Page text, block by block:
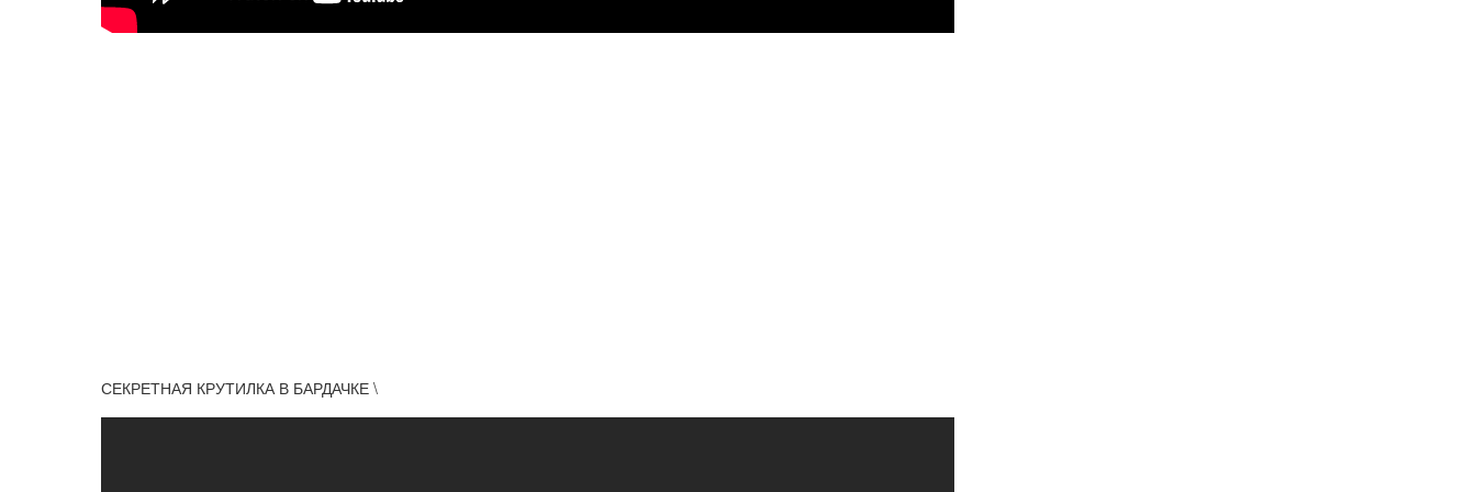
СЕКРЕТНАЯ КРУТИЛКА В БАРДАЧКЕ \